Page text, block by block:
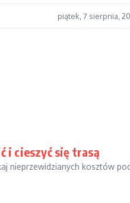
piątek, 7 sierpnia,
i cieszyć się trasą
nieprzewidzianych kosztów